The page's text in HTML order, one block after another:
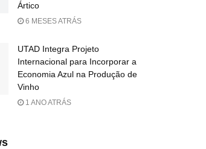
Ártico
6 MESES ATRÁS
UTAD Integra Projeto
Internacional para Incorporar a
Economia Azul na Produção de
Vinho
1 ANO ATRÁS